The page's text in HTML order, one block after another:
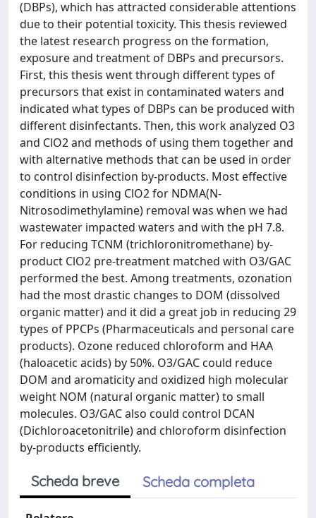
(DBPs), which has attracted considerable attentions
due to their potential toxicity. This thesis reviewed
the latest research progress on the formation,
exposure and treatment of DBPs and precursors.
First, this thesis went through different types of
precursors that exist in contaminated waters and
indicated what types of DBPs can be produced with
different disinfectants. Then, this work analyzed O3
and ClO2 and methods of using them together and
with alternative methods that can be used in order
to control disinfection by-products. Most effective
conditions in using ClO2 for NDMA(N-
Nitrosodimethylamine) removal was when we had
wastewater impacted waters and with the pH 7.8.
For reducing TCNM (trichloronitromethane) by-
product ClO2 pre-treatment matched with O3/GAC
performed the best. Among treatments, ozonation
had the most drastic changes to DOM (dissolved
organic matter) and it did a great job in reducing 29
types of PPCPs (Pharmaceuticals and personal care
products). Ozone reduced chloroform and HAA
(haloacetic acids) by 50%. O3/GAC could reduce
DOM and aromaticity and oxidized high molecular
weight NOM (natural organic matter) to small
molecules. O3/GAC also could control DCAN
(Dichloroacetonitrile) and chloroform disinfection
by-products efficiently.
Scheda breve Scheda completa